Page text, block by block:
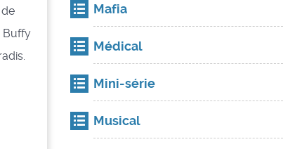
Buffy
Mafia
Médical
Mini-série
Musical